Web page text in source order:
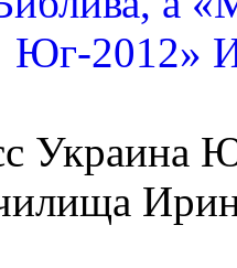
Украина